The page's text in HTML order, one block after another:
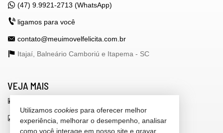
(47) 9.9921-2713 (WhatsApp)
ligamos para você
contato@meuimovelfelicita.com.br
Itajaí, Balneário Camboriú e Itapema - SC
VEJA MAIS
indicadores financeiros
Utilizamos cookies para oferecer melhor
experiência, melhorar o desempenho, analisar
como você interage em nosso site e gravar